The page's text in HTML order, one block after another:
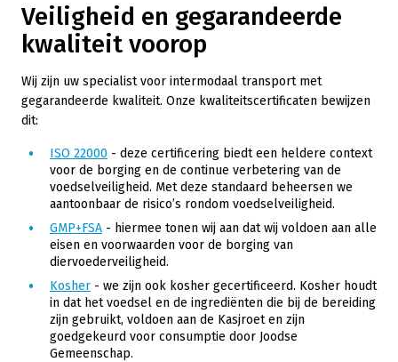
Veiligheid en gegarandeerde
kwaliteit voorop
Wij zijn uw specialist voor intermodaal transport met
gegarandeerde kwaliteit. Onze kwaliteitscertificaten bewijzen
dit:
ISO 22000 - deze certificering biedt een heldere context
voor de borging en de continue verbetering van de
voedselveiligheid. Met deze standaard beheersen we
aantoonbaar de risico’s rondom voedselveiligheid.
GMP+FSA - hiermee tonen wij aan dat wij voldoen aan alle
eisen en voorwaarden voor de borging van
diervoederveiligheid.
Kosher - we zijn ook kosher gecertificeerd. Kosher houdt
in dat het voedsel en de ingrediënten die bij de bereiding
zijn gebruikt, voldoen aan de Kasjroet en zijn
goedgekeurd voor consumptie door Joodse
Gemeenschap.